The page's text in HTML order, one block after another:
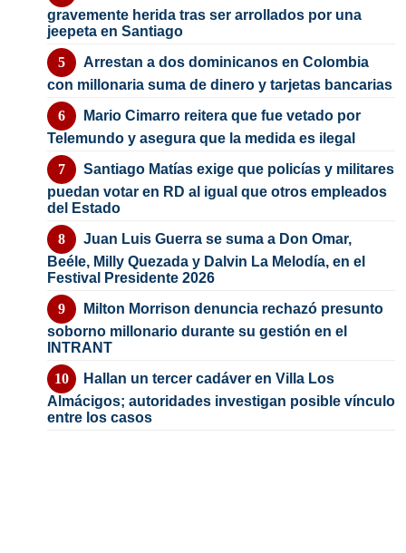
gravemente herida tras ser arrollados por una
jeepeta en Santiago
Arrestan a dos dominicanos en Colombia
con millonaria suma de dinero y tarjetas bancarias
Mario Cimarro reitera que fue vetado por
Telemundo y asegura que la medida es ilegal
Santiago Matías exige que policías y militares
puedan votar en RD al igual que otros empleados
del Estado
Juan Luis Guerra se suma a Don Omar,
Beéle, Milly Quezada y Dalvin La Melodía, en el
Festival Presidente 2026
Milton Morrison denuncia rechazó presunto
soborno millonario durante su gestión en el
INTRANT
Hallan un tercer cadáver en Villa Los
Almácigos; autoridades investigan posible vínculo
entre los casos